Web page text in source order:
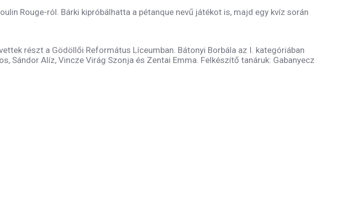
Rouge-ról. Bárki kipróbálhatta a pétanque nevű játékot is, majd egy kvíz során
részt a Gödöllői Református Líceumban. Bátonyi Borbála az I. kategóriában
Sándor Alíz, Vincze Virág Szonja és Zentai Emma. Felkészítő tanáruk: Gabanyecz